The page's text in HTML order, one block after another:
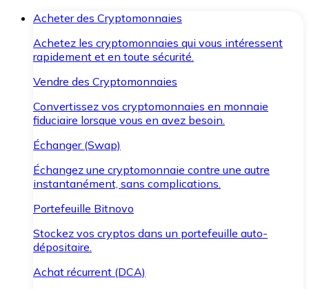
Acheter des Cryptomonnaies
Achetez les cryptomonnaies qui vous intéressent
rapidement et en toute sécurité.
Vendre des Cryptomonnaies
Convertissez vos cryptomonnaies en monnaie
fiduciaire lorsque vous en avez besoin.
Échanger (Swap)
Échangez une cryptomonnaie contre une autre
instantanément, sans complications.
Portefeuille Bitnovo
Stockez vos cryptos dans un portefeuille auto-
dépositaire.
Achat récurrent (DCA)